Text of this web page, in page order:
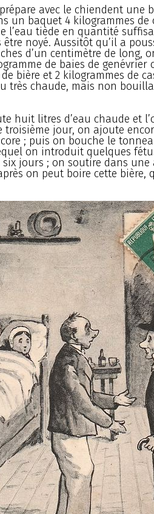
avec le chiendent une
un baquet 4 kilogrammes
l’eau tiède en quantité
noyé. Aussitôt qu’il a
d’un centimètre de long,
de baies de genévrier
bière et 2 kilogrammes de
très chaude, mais non
huit litres d’eau chaude et
troisième jour, on ajoute
; puis on bouche le
on introduit quelques
six jours ; on soutire dans
on peut boire cette bière,